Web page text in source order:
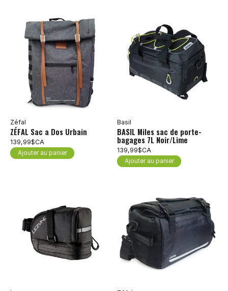
Zéfal
ZÉFAL Sac a Dos Urbain
139,99$CA
Ajouter au panier
Basil
BASIL Miles sac de porte-
bagages 7L Noir/Lime
139,99$CA
Ajouter au panier